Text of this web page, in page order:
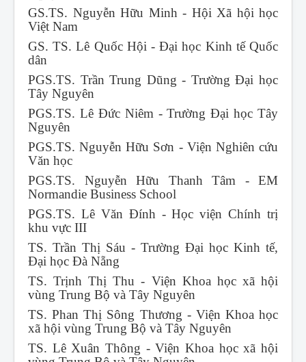
GS.TS. Nguyễn Hữu Minh - Hội Xã hội học
Việt Nam
GS. TS. Lê Quốc Hội - Đại học Kinh tế Quốc
dân
PGS.TS. Trần Trung Dũng - Trường Đại học
Tây Nguyên
PGS.TS. Lê Đức Niêm - Trường Đại học Tây
Nguyên
PGS.TS. Nguyễn Hữu Sơn - Viện Nghiên cứu
Văn học
PGS.TS. Nguyễn Hữu Thanh Tâm - EM
Normandie Business School
PGS.TS. Lê Văn Đính - Học viện Chính trị
khu vực III
TS. Trần Thị Sáu - Trường Đại học Kinh tế,
Đại học Đà Nẵng
TS. Trịnh Thị Thu - Viện Khoa học xã hội
vùng Trung Bộ và Tây Nguyên
TS. Phan Thị Sông Thương - Viện Khoa học
xã hội vùng Trung Bộ và Tây Nguyên
TS. Lê Xuân Thông - Viện Khoa học xã hội